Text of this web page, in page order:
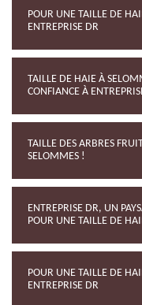
POUR UNE TAILLE DE
ENTREPRISE DR
TAILLE DE HAIE À
CONFIANCE À
TAILLE DES ARBRES
SELOMMES !
ENTREPRISE DR, UN
POUR UNE TAILLE DE
POUR UNE TAILLE DE
ENTREPRISE DR